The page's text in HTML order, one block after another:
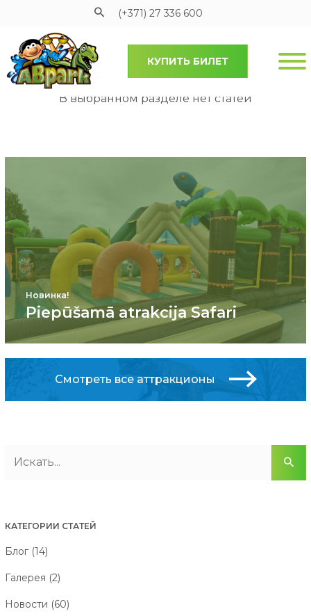
Pāriet uz galveno saturu
(+371) 27 336 600
КУПИТЬ БИЛЕТ
В выбранном разделе нет статей
Новинка!
Piepūšamā atrakcija Safari
Смотреть все аттракционы
КАТЕГОРИИ СТАТЕЙ
Блог (14)
Галерея (2)
Новости (60)